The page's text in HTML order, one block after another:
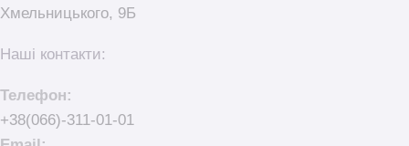
Хмельницького, 9Б
Наші контакти:
Телефон:
+38(066)-311-01-01